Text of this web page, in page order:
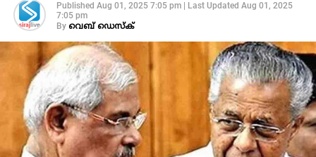
Published Aug 01, 2025 7:05 pm| Last Updated Aug 01, 2025
7:05 pm
By വെബ് ഡെസ്‌ക്